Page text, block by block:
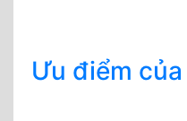
Ưu điểm